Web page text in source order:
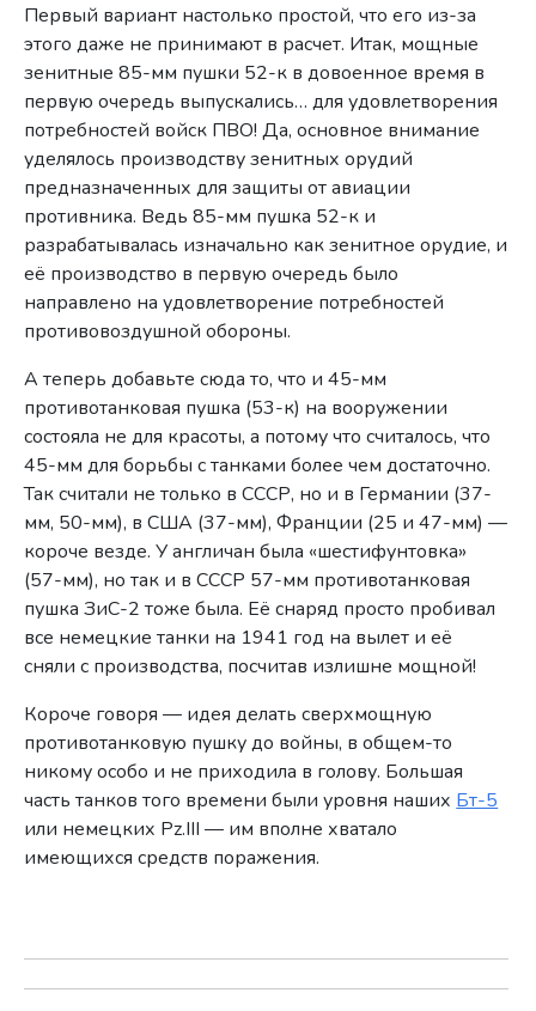
Первый вариант настолько простой, что его из-за
этого даже не принимают в расчет. Итак, мощные
зенитные 85-мм пушки 52-к в довоенное время в
первую очередь выпускались… для удовлетворения
потребностей войск ПВО! Да, основное внимание
уделялось производству зенитных орудий
предназначенных для защиты от авиации
противника. Ведь 85-мм пушка 52-к и
разрабатывалась изначально как зенитное орудие, и
её производство в первую очередь было
направлено на удовлетворение потребностей
противовоздушной обороны.
А теперь добавьте сюда то, что и 45-мм
противотанковая пушка (53-к) на вооружении
состояла не для красоты, а потому что считалось, что
45-мм для борьбы с танками более чем достаточно.
Так считали не только в СССР, но и в Германии (37-
мм, 50-мм), в США (37-мм), Франции (25 и 47-мм) —
короче везде. У англичан была «шестифунтовка»
(57-мм), но так и в СССР 57-мм противотанковая
пушка ЗиС-2 тоже была. Её снаряд просто пробивал
все немецкие танки на 1941 год на вылет и её
сняли с производства, посчитав излишне мощной!
Короче говоря — идея делать сверхмощную
противотанковую пушку до войны, в общем-то
никому особо и не приходила в голову. Большая
часть танков того времени были уровня наших Бт-5
или немецких Pz.III — им вполне хватало
имеющихся средств поражения.